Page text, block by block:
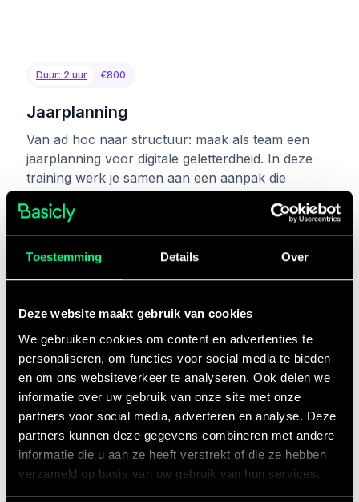
Toestemming Details Over
Deze website maakt gebruik van cookies
We gebruiken cookies om content en advertenties te
personaliseren, om functies voor social media te bieden
en om ons websiteverkeer te analyseren. Ook delen we
informatie over uw gebruik van onze site met onze
partners voor social media, adverteren en analyse. Deze
partners kunnen deze gegevens combineren met andere
informatie die u aan ze heeft verstrekt of die ze hebben
verzameld op basis van uw gebruik van hun services.
Duur: 2 uur €800
Jaarplanning
Van ad hoc naar structuur: maak als team een
jaarplanning voor digitale geletterdheid. In deze
training werk je samen aan een aanpak die
doeldekkend geheel.
Training aanvragen